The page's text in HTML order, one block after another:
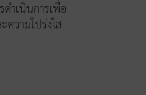
ดำเนินการเพื่อ
ความโปร่งใส